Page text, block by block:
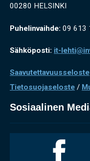
00280 HELSINKI
Puhelinvaihde: 09 613
Sähköposti: it-
Saavutettavuusseloste
Tietosuojaseloste /
Sosiaalinen
Facebookissa